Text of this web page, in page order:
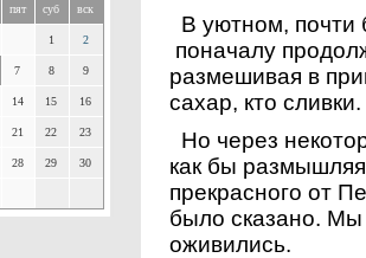
пят суб вск
1 2
7 8 9
14 15 16
21 22 23
28 29 30
В уютном,
поначалу
размешивая в
сахар, кто сливки.
Но через
как бы
прекрасного от
было сказано. Мы
оживились.